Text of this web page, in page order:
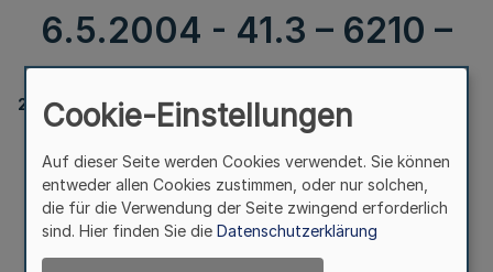
6.5.2004 - 41.3 – 6210 –
2055
Verkehrssicherheitsarbeit der Polizei Nordrhein-
Westfalen
RdErl. d. Innenministeriums v. 6.5.2004
Cookie-Einstellungen
Auf dieser Seite werden Cookies verwendet. Sie können
entweder allen Cookies zustimmen, oder nur solchen,
die für die Verwendung der Seite zwingend erforderlich
sind. Hier finden Sie die Datenschutzerklärung